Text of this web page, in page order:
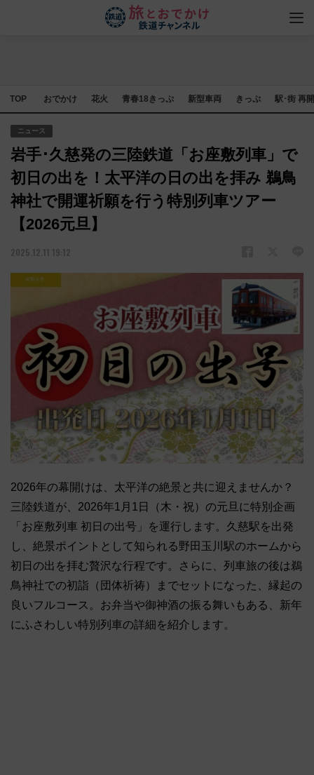
TOP おでかけ 花火 青春18きっぷ 新型車両 きっぷ 駅･街 再
ニュース
岩手･久慈発の三陸鉄道「お座敷列車」で
初日の出を！太平洋の日の出を拝み 鵜鳥
神社で開運祈願を行う特別列車ツアー
【2026元旦】
2025.12.11 19:12
2026年の幕開けは、太平洋の絶景と共に迎えませんか？
三陸鉄道が、2026年1月1日（木・祝）の元旦に特別企画
「お座敷列車 初日の出号」を運行します。久慈駅を出発
し、絶景ポイントとして知られる野田玉川駅のホームから
初日の出を拝む贅沢な行程です。さらに、列車旅の後は鵜
鳥神社での初詣（団体祈祷）までセットになった、縁起の
良いフルコース。お弁当や御神酒の振る舞いもある、新年
にふさわしい特別列車の詳細を紹介します。